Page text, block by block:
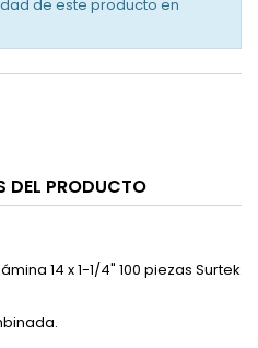
de este producto en
DEL PRODUCTO
14 x 1-1/4" 100 piezas Surtek